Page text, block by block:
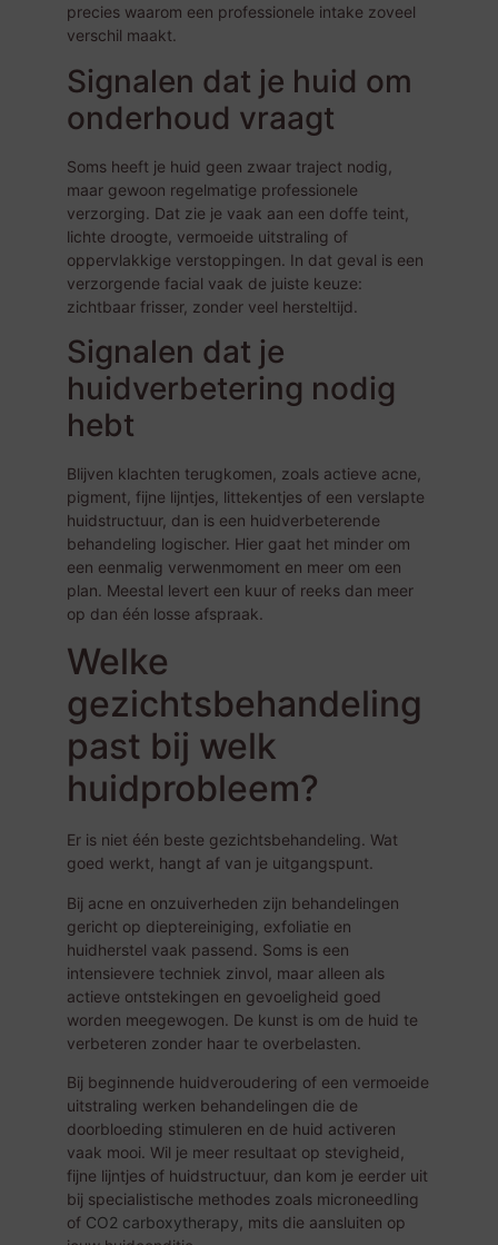
precies waarom een professionele intake zoveel
verschil maakt.
Signalen dat je huid om
onderhoud vraagt
Soms heeft je huid geen zwaar traject nodig,
maar gewoon regelmatige professionele
verzorging. Dat zie je vaak aan een doffe teint,
lichte droogte, vermoeide uitstraling of
oppervlakkige verstoppingen. In dat geval is een
verzorgende facial vaak de juiste keuze:
zichtbaar frisser, zonder veel hersteltijd.
Signalen dat je
huidverbetering nodig
hebt
Blijven klachten terugkomen, zoals actieve acne,
pigment, fijne lijntjes, littekentjes of een verslapte
huidstructuur, dan is een huidverbeterende
behandeling logischer. Hier gaat het minder om
een eenmalig verwenmoment en meer om een
plan. Meestal levert een kuur of reeks dan meer
op dan één losse afspraak.
Welke
gezichtsbehandeling
past bij welk
huidprobleem?
Er is niet één beste gezichtsbehandeling. Wat
goed werkt, hangt af van je uitgangspunt.
Bij acne en onzuiverheden zijn behandelingen
gericht op dieptereiniging, exfoliatie en
huidherstel vaak passend. Soms is een
intensievere techniek zinvol, maar alleen als
actieve ontstekingen en gevoeligheid goed
worden meegewogen. De kunst is om de huid te
verbeteren zonder haar te overbelasten.
Bij beginnende huidveroudering of een vermoeide
uitstraling werken behandelingen die de
doorbloeding stimuleren en de huid activeren
vaak mooi. Wil je meer resultaat op stevigheid,
fijne lijntjes of huidstructuur, dan kom je eerder uit
bij specialistische methodes zoals microneedling
of CO2 carboxytherapy , mits die aansluiten op